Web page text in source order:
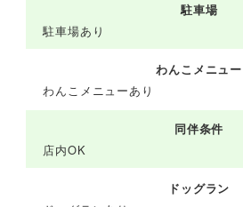
駐車場
駐車場あり
わんこメニュー
わんこメニューあり
同伴条件
店内OK
ドッグラン